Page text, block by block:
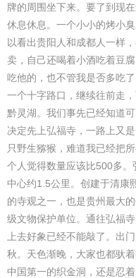
牌的周围坐下来。要了到现
休息休息。一个小小的烤小
以看出贵阳人和成都人一样
卖，自己还喝着小酒吃着豆
吃他的，也不管我是否多吃
一个十字路口，继续往前走
黔灵湖。我们事先已经知道
决定先上弘福寺，一路上又
只野生猕猴，难道我已经把
个人觉得数量应该比500多
中心约1.5公里。创建于清康
的寺观之一，也是贵州最大
级文物保护单位。通往弘福
上去好象已经不能敲了。出
秋。天色渐晚，大家也都驮
中国第一的织金洞，还是忍